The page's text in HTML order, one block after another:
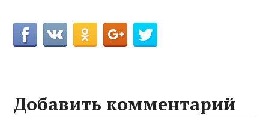
Добавить комментарий